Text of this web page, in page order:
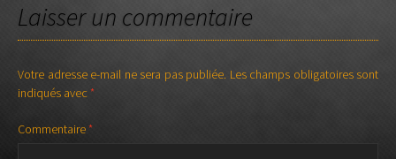
Laisser un commentaire
Votre adresse e-mail ne sera pas publiée. Les champs obligatoires sont
indiqués avec*
Commentaire*